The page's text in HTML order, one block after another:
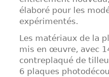
élaboré pour les
expérimentés.
Les matériaux de la
mis en œuvre, avec
contreplaqué de
6 plaques